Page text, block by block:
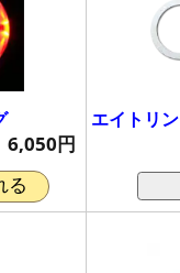
6,050円
る
エイトリ